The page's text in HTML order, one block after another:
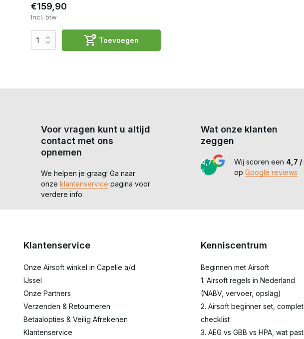
€159,90
Incl. btw
Toevoegen
Voor vragen kunt u altijd
contact met ons
opnemen
We helpen je graag! Ga naar
onze klantenservice pagina voor
verdere info.
Wat onze klanten
zeggen
4,7 /
5
Wij scoren een 4,7 /
op Google reviews
Klantenservice
Onze Airsoft winkel in Capelle a/d
IJssel
Onze Partners
Verzenden & Retourneren
Betaalopties & Veilig Afrekenen
Klantenservice
Kenniscentrum
Beginnen met Airsoft
1. Airsoft regels in Nederland
(NABV, vervoer, opslag)
2. Airsoft beginner set,
checklist
3. AEG vs GBB vs HPA, wat past